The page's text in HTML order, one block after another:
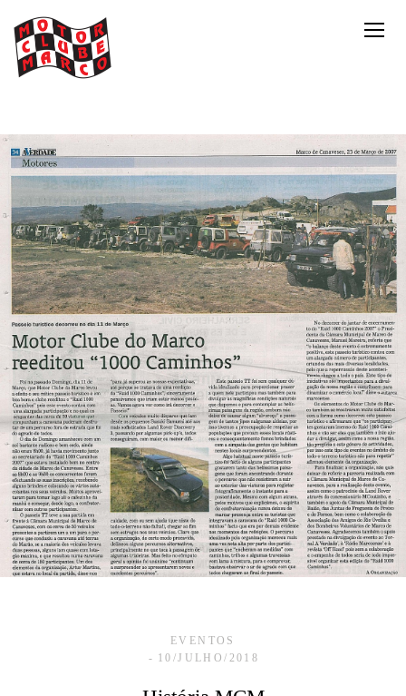
EVENTOS
10/JULHO/2018